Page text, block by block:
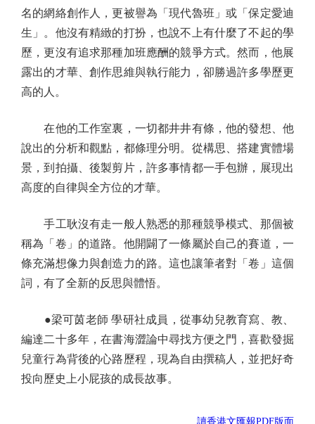
名的網絡創作人，更被譽為「現代魯班」或「保定愛迪
生」。他沒有精緻的打扮，也說不上有什麼了不起的學
歷，更沒有追求那種加班應酬的競爭方式。然而，他展
露出的才華、創作思維與執行能力，卻勝過許多學歷更
高的人。
在他的工作室裏，一切都井井有條，他的發想、他
說出的分析和觀點，都條理分明。從構思、搭建實體場
景，到拍攝、後製剪片，許多事情都一手包辦，展現出
高度的自律與全方位的才華。
手工耿沒有走一般人熟悉的那種競爭模式、那個被
稱為「卷」的道路。他開闢了一條屬於自己的賽道，一
條充滿想像力與創造力的路。這也讓筆者對「卷」這個
詞，有了全新的反思與體悟。
●梁可茵老師 學研社成員，從事幼兒教育寫、教、
編達二十多年，在書海澀論中尋找方便之門，喜歡發掘
兒童行為背後的心路歷程，現為自由撰稿人，並把好奇
投向歷史上小屁孩的成長故事。
讀香港文匯報PDF版面